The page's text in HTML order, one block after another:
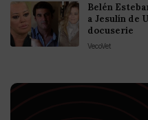
Belén
a Jesulín de
docuserie
VecoVet